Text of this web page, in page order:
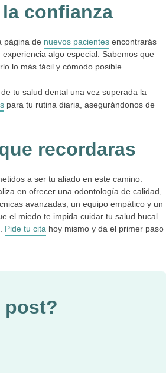
confianza
página de nuevos pacientes encontrarás
algo especial. Sabemos que
lo más fácil y cómodo posible.
tu salud dental una vez superada la
para tu rutina diaria, asegurándonos de
recordaras
a ser tu aliado en este camino.
en ofrecer una odontología de calidad,
avanzadas, un equipo empático y un
el miedo te impida cuidar tu salud bucal.
Pide tu cita hoy mismo y da el primer paso
post?